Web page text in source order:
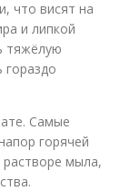
что висят на
и липкой
тяжёлую
Самые
горячей
мыла,